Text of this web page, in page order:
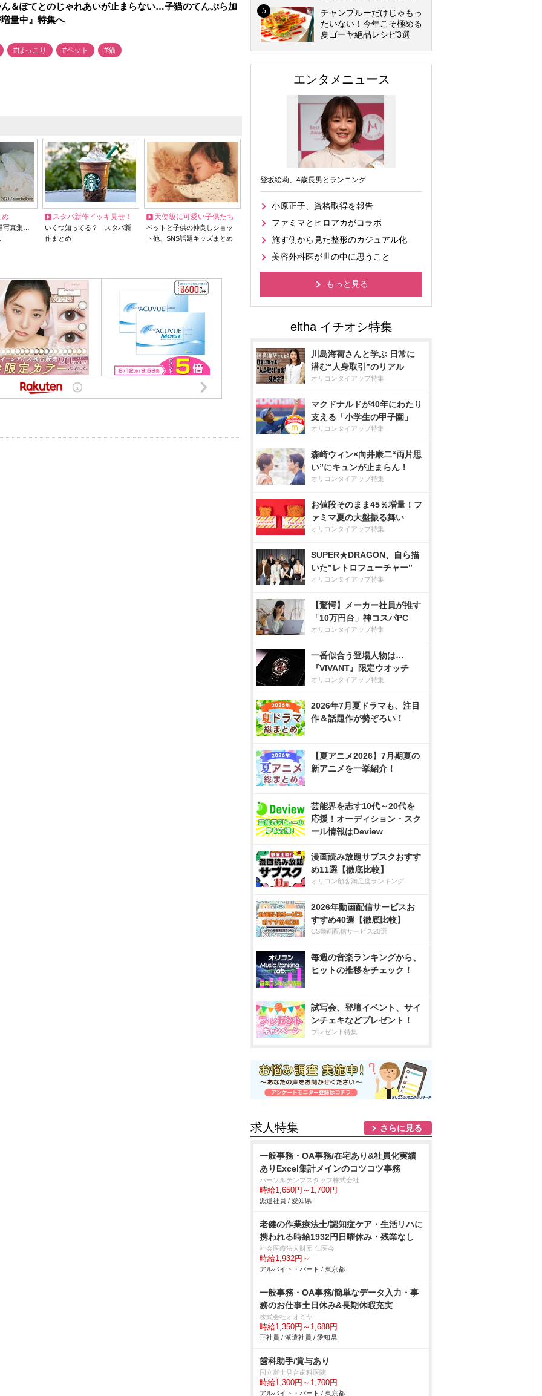
＆ぽてとのじゃれあいが止まらない…子猫のてんぷら加
量中』特集へ
#ほっこり #ペット #猫
め
写真集…
スタバ新作イッキ見せ！
いくつ知ってる？ スタバ新
作まとめ
天使級に可愛い子供たち
ペットと子供の仲良しショッ
ト他、SNS話題キッズまとめ
チャンプルーだけじゃもっ
たいない！今年こそ極める
夏ゴーヤ絶品レシピ3選
エンタメニュース
登坂絵莉、4歳長男とランニング
小原正子、資格取得を報告
ファミマとヒロアカがコラボ
施す側から見た整形のカジュアル化
美容外科医が世の中に思うこと
もっと見る
川島海荷さんと学ぶ 日常に
潜む“人身取引”のリアル
オリコンタイアップ特集
マクドナルドが40年にわたり
支える「小学生の甲子園」
オリコンタイアップ特集
森崎ウィン×向井康二“両片思
い”にキュンが止まらん！
オリコンタイアップ特集
お値段そのまま45％増量！フ
ァミマ夏の大盤振る舞い
オリコンタイアップ特集
SUPER★DRAGON、自ら描
いた”レトロフューチャー”
オリコンタイアップ特集
【驚愕】メーカー社員が推す
「10万円台」神コスパPC
オリコンタイアップ特集
一番似合う登場人物は…
『VIVANT』限定ウオッチ
オリコンタイアップ特集
2026年7月夏ドラマも、注目
作＆話題作が勢ぞろい！
【夏アニメ2026】7月期夏の
新アニメを一挙紹介！
芸能界を志す10代～20代を
応援！オーディション・スク
ール情報はDeview
漫画読み放題サブスクおすす
め11選【徹底比較】
オリコン顧客満足度ランキング
2026年動画配信サービスお
すすめ40選【徹底比較】
CS動画配信サービス20選
毎週の音楽ランキングから、
ヒットの推移をチェック！
試写会、登壇イベント、サイ
ンチェキなどプレゼント！
プレゼント特集
求人特集 さらに見る
一般事務・OA事務/在宅あり&社員化実績
ありExcel集計メインのコツコツ事務
パーソルテンプスタッフ株式会社
時給1,650円～1,700円
派遣社員 / 愛知県
老健の作業療法士/認知症ケア・生活リハに
携われる時給1932円日曜休み・残業なし
社会医療法人財団 仁医会
時給1,932円～
アルバイト・パート / 東京都
一般事務・OA事務/簡単なデータ入力・事
務のお仕事土日休み&長期休暇充実
株式会社オオミヤ
時給1,350円～1,688円
正社員 / 派遣社員 / 愛知県
歯科助手/賞与あり
国立富士見台歯科医院
時給1,300円～1,700円
アルバイト・パート / 東京都